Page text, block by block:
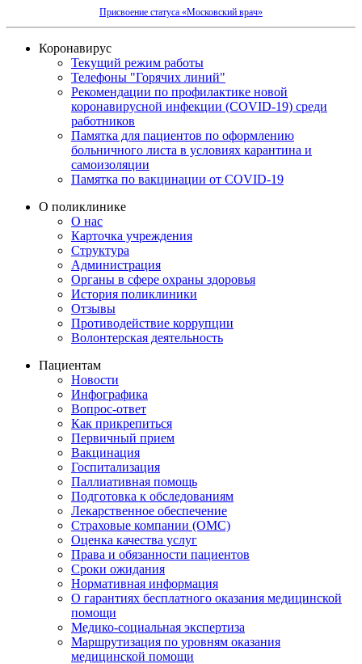
Присвоение статуса «Московский врач»
Коронавирус
Текущий режим работы
Телефоны "Горячих линий"
Рекомендации по профилактике новой
коронавирусной инфекции (COVID-19) среди
работников
Памятка для пациентов по оформлению
больничного листа в условиях карантина и
самоизоляции
Памятка по вакцинации от COVID-19
О поликлинике
О нас
Карточка учреждения
Структура
Администрация
Органы в сфере охраны здоровья
История поликлиники
Отзывы
Противодействие коррупции
Волонтерская деятельность
Пациентам
Новости
Инфографика
Вопрос-ответ
Как прикрепиться
Первичный прием
Вакцинация
Госпитализация
Паллиативная помощь
Подготовка к обследованиям
Лекарственное обеспечение
Страховые компании (ОМС)
Оценка качества услуг
Права и обязанности пациентов
Сроки ожидания
Нормативная информация
О гарантиях бесплатного оказания медицинской
помощи
Медико-социальная экспертиза
Маршрутизация по уровням оказания
медицинской помощи